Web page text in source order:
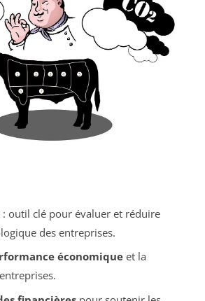
: outil clé pour évaluer et réduire
des entreprises.
économiqueet la